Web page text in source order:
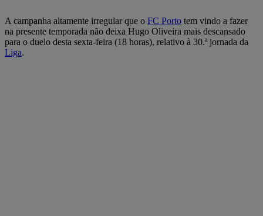
A campanha altamente irregular que o FC Porto tem vindo a fazer
na presente temporada não deixa Hugo Oliveira mais descansado
para o duelo desta sexta-feira (18 horas), relativo à 30.ª jornada da
Liga.